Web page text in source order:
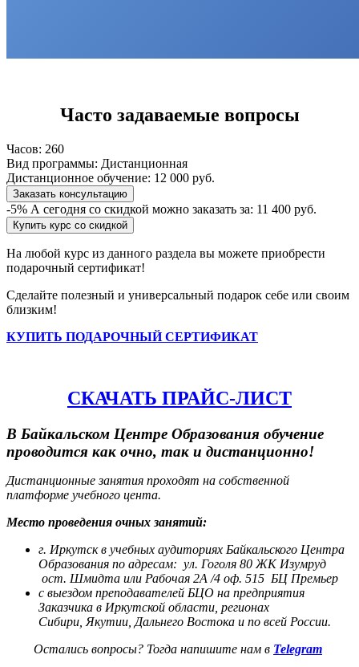
Часто задаваемые вопросы
Часов: 260
Вид программы: Дистанционная
Дистанционное обучение: 12 000 руб.
Заказать консультацию
-5% А сегодня со скидкой можно заказать за: 11 400 руб.
Купить курс со скидкой
На любой курс из данного раздела вы можете приобрести
подарочный сертификат!
Сделайте полезный и универсальный подарок себе или своим
близким!
КУПИТЬ ПОДАРОЧНЫЙ СЕРТИФИКАТ
СКАЧАТЬ ПРАЙС-ЛИСТ
В Байкальском Центре Образования обучение
проводится как очно, так и дистанционно!
Дистанционные занятия проходят на собственной
платформе учебного цента.
Место проведения очных занятий:
г. Иркутск в учебных аудиториях Байкальского Центра
Образования по адресам: ул. Гоголя 80 ЖК Изумруд
ост. Шмидта или Рабочая 2А /4 оф. 515 БЦ Премьер
с выездом преподавателей БЦО на предприятия
Заказчика в Иркутской области, регионах
Сибири, Якутии, Дальнего Востока и по всей России.
Остались вопросы? Тогда напишите нам в Telegram